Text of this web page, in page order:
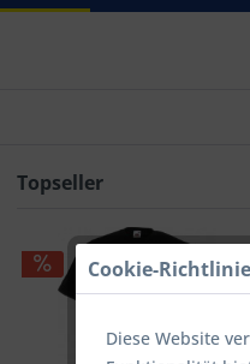
Topseller
Cookie-
Diese Website